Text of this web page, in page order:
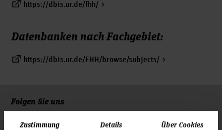
Zustimmung Details Über Cookies
https://dbis.ur.de/fhh/
Datenbanken nach Fachgebiet:
https://dbis.ur.de/FHH/browse/subjects/
Folgen Sie uns